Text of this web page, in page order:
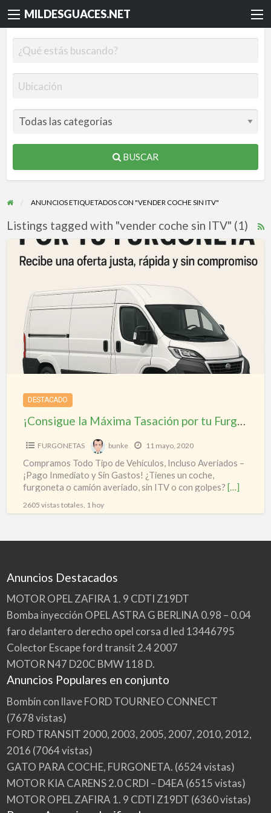
MILDESGUACES.NET
BUSCAR
ANUNCIOS ETIQUETADOS CON "VENDER COCHE SIN ITV"
Listings tagged with "vender coche sin ITV" (1)
¡Consigue
Tasación
Furgoneta
Hoy
Mismo!
DESTACADO
¡Consigue la Máxima Tasación por tu Furgoneta Hoy Mismo!
FURGONETAS bunke 11 mayo, 2020
Compramos Todo Tipo de Vehículos, Incluso Averiados –
¡Pago Inmediato y Sin Gastos! ¿Tienes un coche,
furgoneta o camión averiado, sin ITV o con golpes? […]
2605 vistas totales, 1 hoy
Anuncios Destacados
MOTOR OPEL ZAFIRA 1. 9 CDTI Z19DT
Bomba inyección OPEL ASTRA G BERLINA 0.98 – 0.04
faro delantero derecho opel corsa d led 13446795
Colector Escape ford transit 2.4 2007
MOTOR N47 D20C BMW 118 D.
Anuncios Populares en conjunto
Bombín con llave FORD TOURNEO CONNECT
(7678 vistas)
FORD TRANSIT 2000, 2003, 2005, 2007, 2010, 2012,
2016 (7064 vistas)
GATO PARA COCHE, FURGONETA. (6524 vistas)
MOTOR KIA CARENS 2.0 CRDI – D4EA (6515 vistas)
MOTOR OPEL ZAFIRA 1. 9 CDTI Z19DT (6360 vistas)